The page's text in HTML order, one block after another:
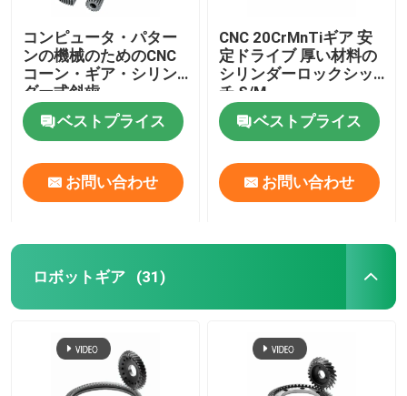
コンピュータ・パター
ンの機械のためのCNC
コーン・ギア・シリン
ダー式斜歯
ベストプライス
お問い合わせ
CNC 20CrMnTiギア 安
定ドライブ 厚い材料の
シリンダーロックシッ
チ S/M
ベストプライス
お問い合わせ
ロボットギア (31)